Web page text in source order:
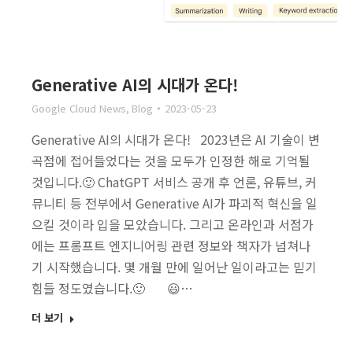
Generative AI의 시대가 온다!
Google Cloud News, Blog 2023-05-23
Generative AI의 시대가 온다! 2023년은 AI 기술이 변
곡점에 접어들었다는 것을 모두가 인정한 해로 기억될
것입니다.🙂 ChatGPT 서비스 공개 후 언론, 유튜브, 커
뮤니티 등 전부에서 Generative AI가 파괴적 혁신을 일
으킬 것이라 입을 모았습니다. 그리고 온라인과 서점가
에는 프롬프트 엔지니어링 관련 정보와 책자가 넘쳐나
기 시작했습니다. 몇 개월 만에 일어난 일이라고는 믿기
힘들 정도였습니다.🙂 😃…
더 보기